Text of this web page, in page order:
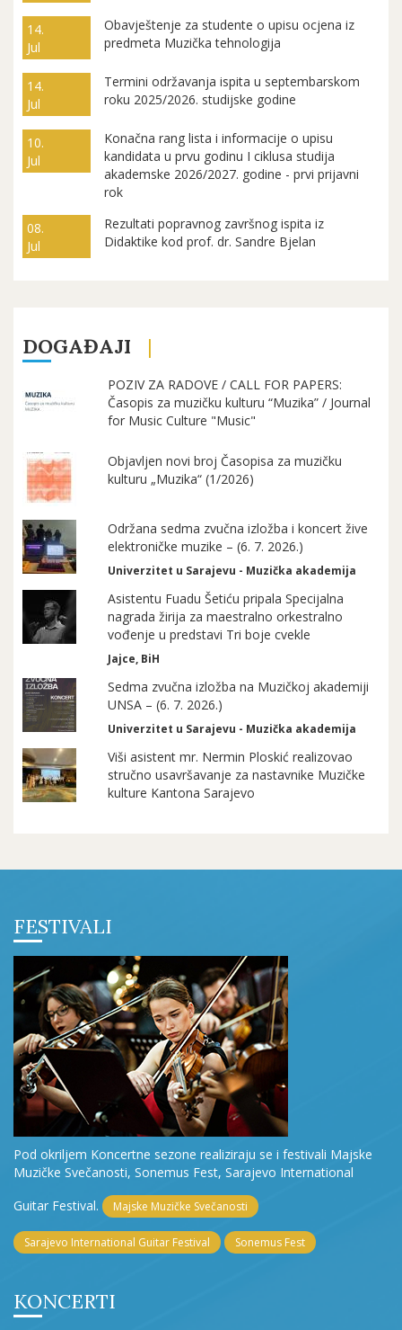
14.
Jul
Obavještenje za studente o upisu ocjena iz
predmeta Muzička tehnologija
14.
Jul
Termini održavanja ispita u septembarskom
roku 2025/2026. studijske godine
10.
Jul
Konačna rang lista i informacije o upisu
kandidata u prvu godinu I ciklusa studija
akademske 2026/2027. godine - prvi prijavni
rok
08.
Jul
Rezultati popravnog završnog ispita iz
Didaktike kod prof. dr. Sandre Bjelan
DOGAĐAJI
POZIV ZA RADOVE / CALL FOR PAPERS:
Časopis za muzičku kulturu “Muzika” / Journal
for Music Culture "Music"
Objavljen novi broj Časopisa za muzičku
kulturu „Muzika“ (1/2026)
Održana sedma zvučna izložba i koncert žive
elektroničke muzike – (6. 7. 2026.)
Univerzitet u Sarajevu - Muzička akademija
Asistentu Fuadu Šetiću pripala Specijalna
nagrada žirija za maestralno orkestralno
vođenje u predstavi Tri boje cvekle
Jajce, BiH
Sedma zvučna izložba na Muzičkoj akademiji
UNSA – (6. 7. 2026.)
Univerzitet u Sarajevu - Muzička akademija
Viši asistent mr. Nermin Ploskić realizovao
stručno usavršavanje za nastavnike Muzičke
kulture Kantona Sarajevo
FESTIVALI
Pod okriljem Koncertne sezone realiziraju se i festivali Majske
Muzičke Svečanosti, Sonemus Fest, Sarajevo International
Guitar Festival.
Majske Muzičke Svečanosti
Sarajevo International Guitar Festival Sonemus Fest
KONCERTI